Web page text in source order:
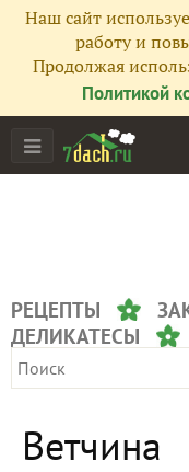
Наш сайт
работу и
Продолжая
Политикой
РЕЦЕПТЫ
ДЕЛИКАТЕСЫ
Ветчина